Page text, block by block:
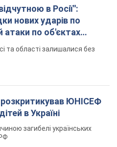
в Росії":
нових ударів по
атаки по об'єктах
та області залишалися без
розкритикував ЮНІСЕФ
в Україні
загибелі українських